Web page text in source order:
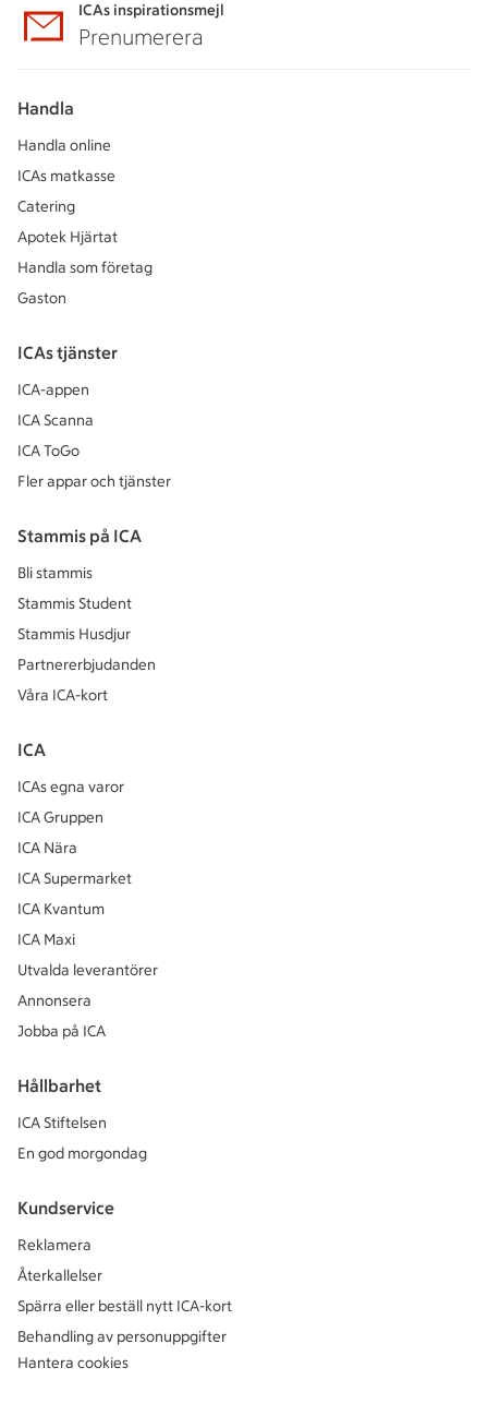
ICAs inspirationsmejl
Prenumerera
Handla
Handla online
ICAs matkasse
Catering
Apotek Hjärtat
Handla som företag
Gaston
ICAs tjänster
ICA-appen
ICA Scanna
ICA ToGo
Fler appar och tjänster
Stammis på ICA
Bli stammis
Stammis Student
Stammis Husdjur
Partnererbjudanden
Våra ICA-kort
ICA
ICAs egna varor
ICA Gruppen
ICA Nära
ICA Supermarket
ICA Kvantum
ICA Maxi
Utvalda leverantörer
Annonsera
Jobba på ICA
Hållbarhet
ICA Stiftelsen
En god morgondag
Kundservice
Reklamera
Återkallelser
Spärra eller beställ nytt ICA-kort
Behandling av personuppgifter
Hantera cookies